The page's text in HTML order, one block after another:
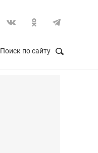
Поиск по сайту